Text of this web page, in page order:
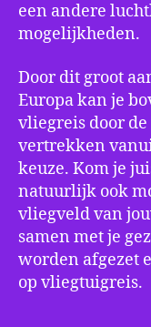
een andere
mogelijkheden.
Door dit groot
Europa kan je
vliegreis door
vertrekken
keuze. Kom je
natuurlijk ook
vliegveld van
samen met je
worden afgezet
op vliegtuigreis.